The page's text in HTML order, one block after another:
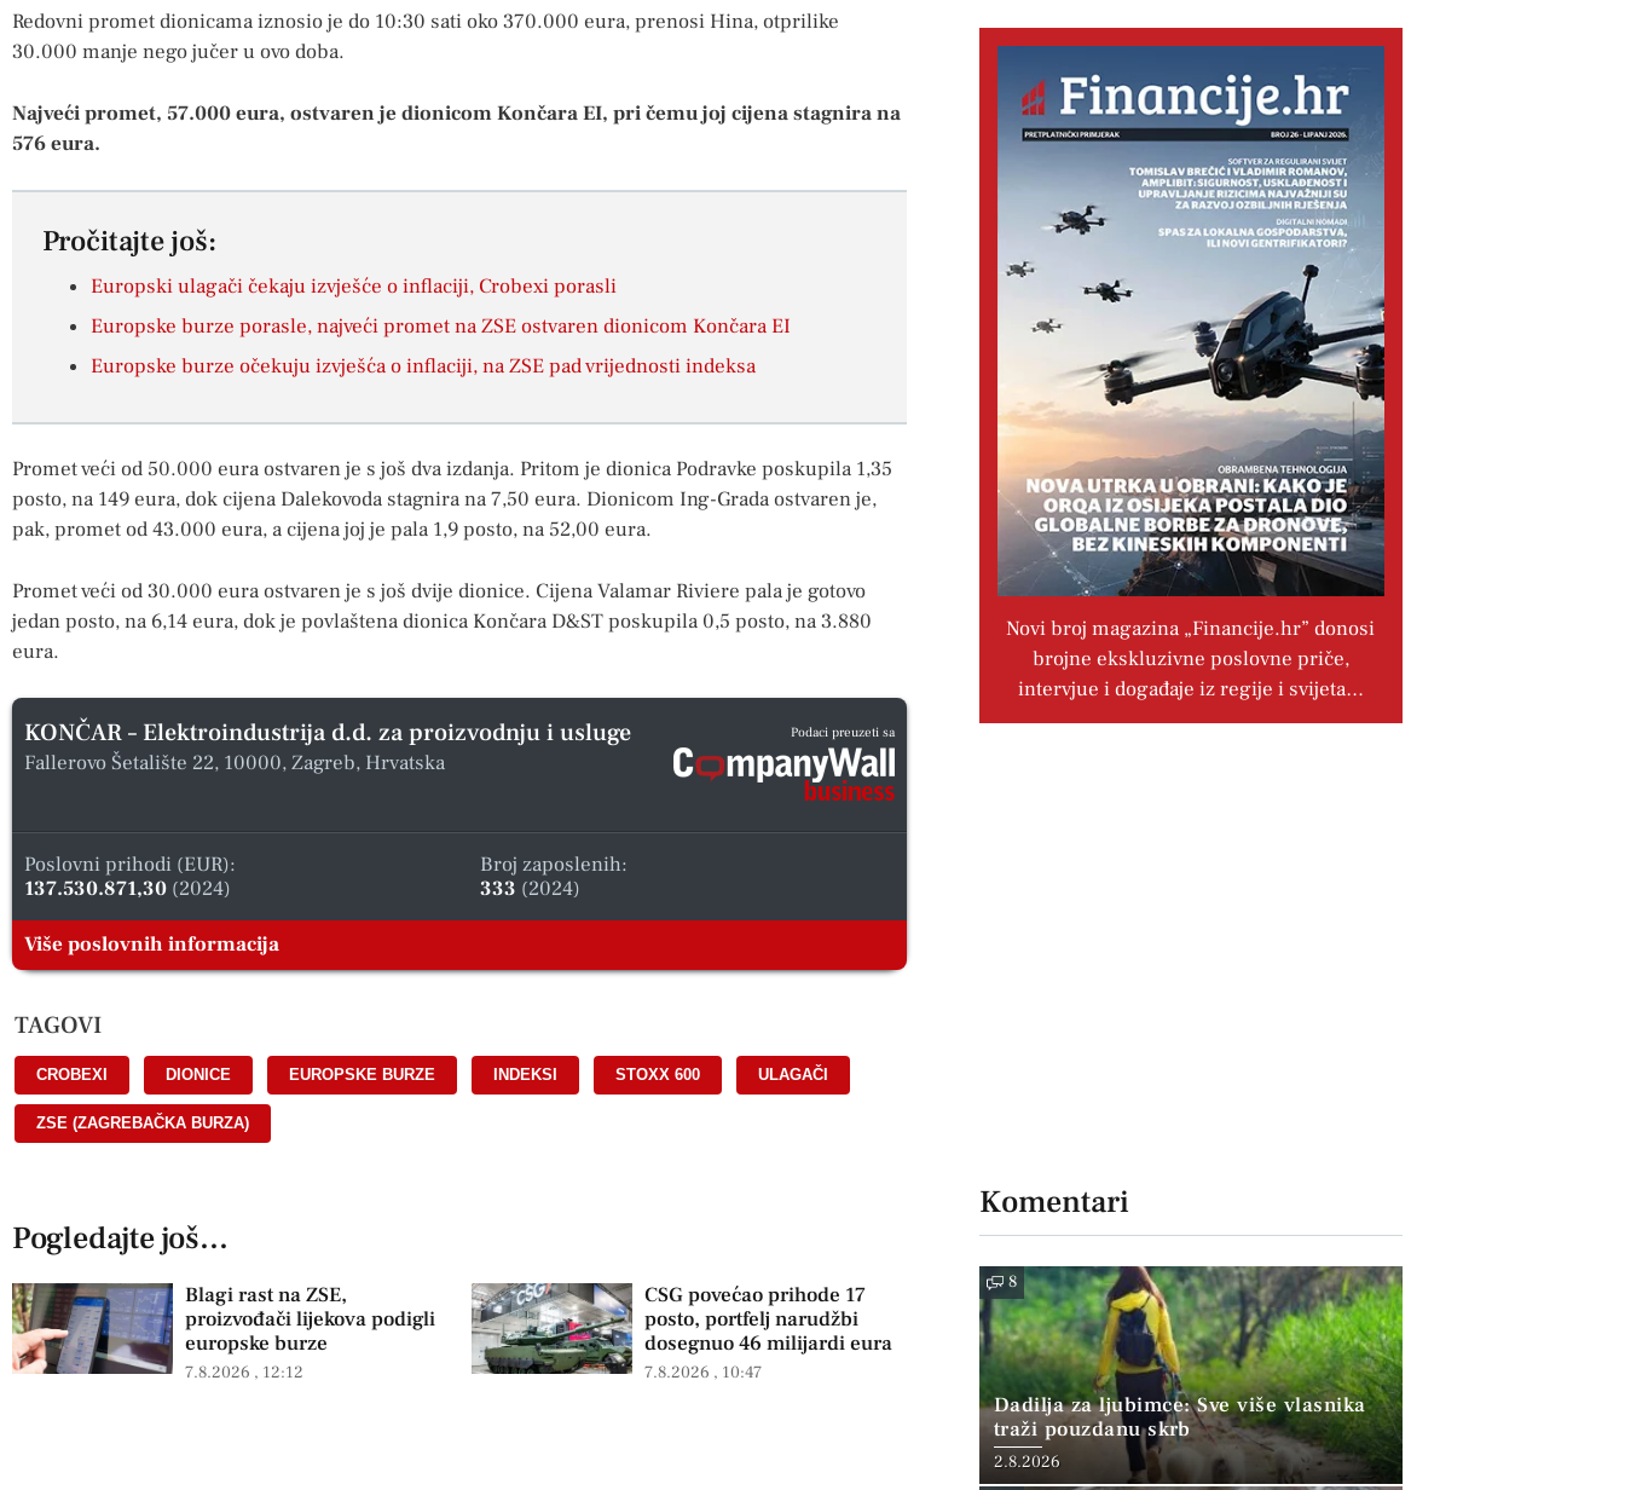
Redovni promet dionicama iznosio je do 10:30 sati oko 370.000 eura, prenosi Hina, otprilike
30.000 manje nego jučer u ovo doba.
Najveći promet, 57.000 eura, ostvaren je dionicom Končara EI, pri čemu joj cijena stagnira na
576 eura.
Pročitajte još:
Europski ulagači čekaju izvješće o inflaciji, Crobexi porasli
Europske burze porasle, najveći promet na ZSE ostvaren dionicom Končara EI
Europske burze očekuju izvješća o inflaciji, na ZSE pad vrijednosti indeksa
Promet veći od 50.000 eura ostvaren je s još dva izdanja. Pritom je dionica Podravke poskupila 1,35
posto, na 149 eura, dok cijena Dalekovoda stagnira na 7,50 eura. Dionicom Ing-Grada ostvaren je,
pak, promet od 43.000 eura, a cijena joj je pala 1,9 posto, na 52,00 eura.
Promet veći od 30.000 eura ostvaren je s još dvije dionice. Cijena Valamar Riviere pala je gotovo
jedan posto, na 6,14 eura, dok je povlaštena dionica Končara D&ST poskupila 0,5 posto, na 3.880
eura.
KONČAR – Elektroindustrija d.d. za proizvodnju i usluge
Fallerovo Šetalište 22, 10000, Zagreb, Hrvatska
Podaci preuzeti sa
Poslovni prihodi (EUR):
137.530.871,30 (2024)
Broj zaposlenih:
333 (2024)
Više poslovnih informacija
TAGOVI
CROBEXI DIONICE EUROPSKE BURZE INDEKSI STOXX 600 ULAGAČI
ZSE (ZAGREBAČKA BURZA)
Pogledajte još...
Blagi rast na ZSE,
proizvođači lijekova podigli
europske burze
7.8.2026 12:12
CSG povećao prihode 17
posto, portfelj narudžbi
dosegnuo 46 milijardi eura
7.8.2026 10:47
Novi broj magazina „Financije.hr” donosi
brojne ekskluzivne poslovne priče,
intervjue i događaje iz regije i svijeta…
Komentari
8
Dadilja za ljubimce: Sve više vlasnika
traži pouzdanu skrb
2.8.2026